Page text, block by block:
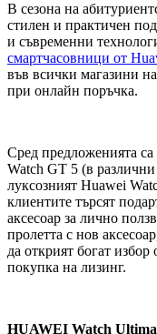
В сезона на
стилен и практичен
и съвременни
смартчасовници от
във всички магазини
при онлайн поръчка.
Сред предложенията
Watch GT 5 (в
луксозният Huawei
клиентите търсят
аксесоар за лично
пролетта с нов
да открият богат избор
покупка на лизинг.
HUAWEI Watch